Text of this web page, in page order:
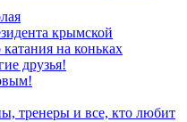
крымской
на коньках
друзья!
тренеры и все, кто любит